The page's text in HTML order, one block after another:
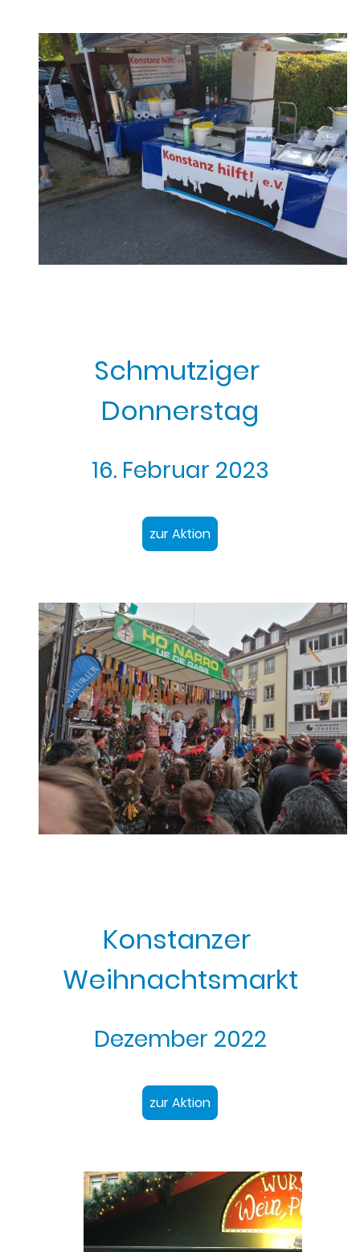
Schmutziger
Donnerstag
16. Februar 2023
zur Aktion
Konstanzer
Weihnachtsmarkt
Dezember 2022
zur Aktion